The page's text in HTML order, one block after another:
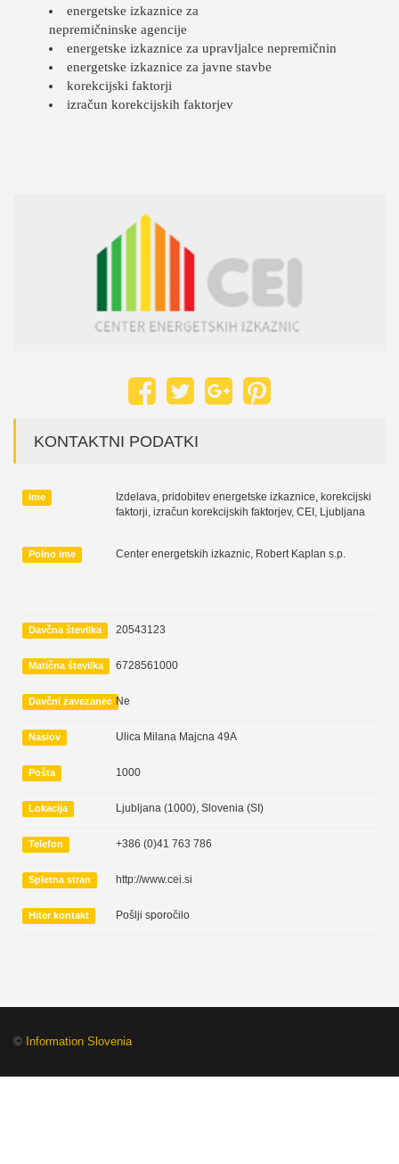
energetske izkaznice za
nepremičninske agencije
energetske izkaznice za upravljalce nepremičnin
energetske izkaznice za javne stavbe
korekcijski faktorji
izračun korekcijskih faktorjev
KONTAKTNI PODATKI
Ime
Izdelava, pridobitev energetske izkaznice, korekcijski
faktorji, izračun korekcijskih faktorjev, CEI, Ljubljana
Polno ime Center energetskih izkaznic, Robert Kaplan s.p.
Davčna številka 20543123
Matična številka 6728561000
Davčni zavezanec Ne
Naslov Ulica Milana Majcna 49A
Pošta 1000
Lokacija Ljubljana (1000) Slovenia (SI)
Telefon +386 (0)41 763 786
Spletna stran http://www.cei.si
Hiter kontakt Pošlji sporočilo
© Information Slovenia